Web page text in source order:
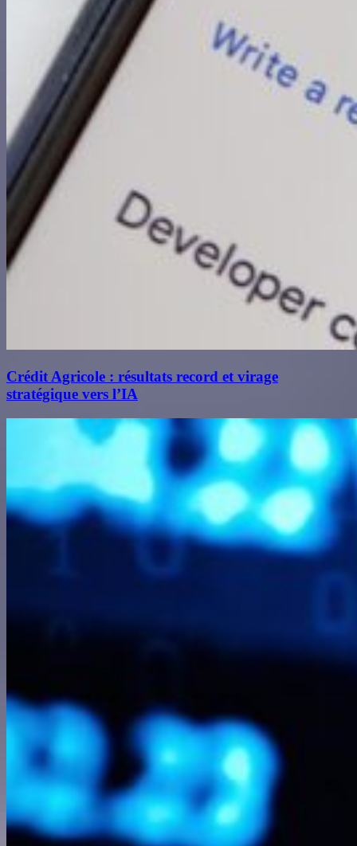
Crédit Agricole : résultats record et virage
stratégique vers l’IA